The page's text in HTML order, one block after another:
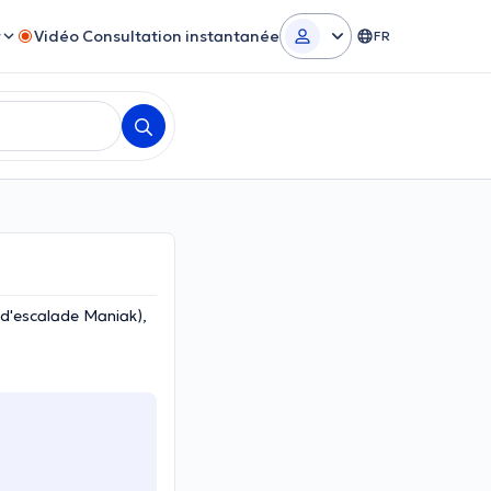
Vidéo Consultation instantanée FR
Maniak),